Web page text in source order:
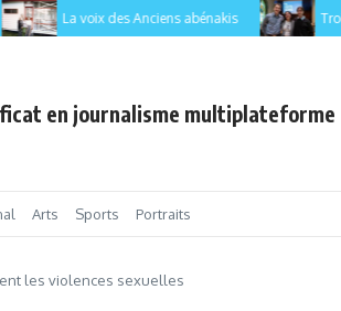
La voix des Anciens abénakis Trois
en journalisme multiplateforme
Arts Sports Portraits
les violences sexuelles